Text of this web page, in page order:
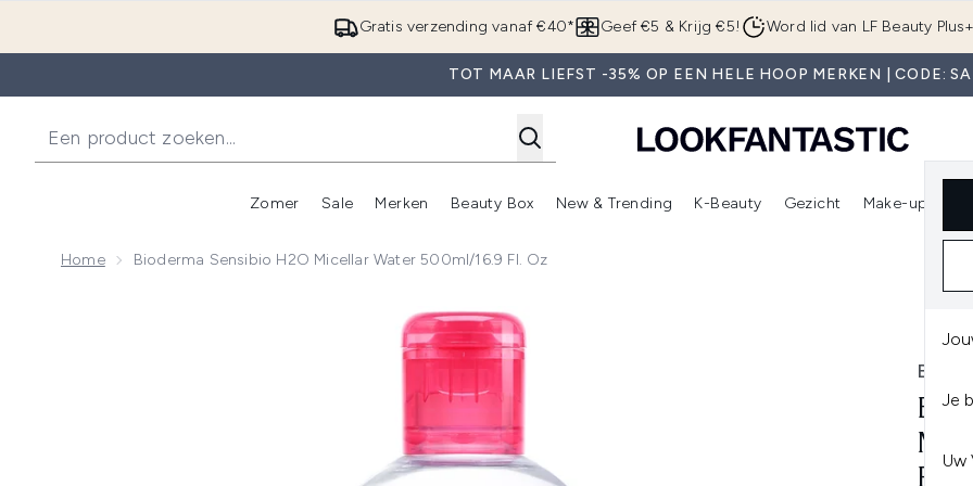
Overslaan naar de hoofdinhoud
Gratis verzending vanaf €40* Geef €5 & Krijg €5! Word lid van LF Beauty Plus+
TOT MAAR LIEFST -35% OP EEN HELE HOOP MERKEN | CODE:
Je
Uw
Zomer
Enter submenu (Zomer)
Sale
Enter submenu (Sale)
Merken
Enter submenu (Merken)
Beauty Box
Enter submenu (Beauty Box)
New & Trending
Enter submenu (New & Trending)
K-Beauty
Enter submenu (K-Beauty)
Gezicht Make-up
Home Bioderma Sensibio H2O Micellar Water 500ml/16.9 Fl. Oz
Now showing image 1 Bioderma Sensibio H2O Micellar Water 500ml/16.9 fl. oz
FL.